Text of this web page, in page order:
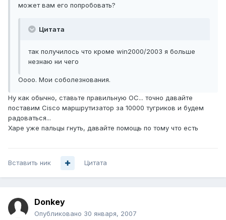
может вам его попробовать?
Цитата
так получилось что кроме win2000/2003 я больше
незнаю ни чего
Оооо. Мои соболезнования.
Ну как обычно, ставьте правильную ОС... точно давайте
поставим Cisco маршрутизатор за 10000 тугриков и будем
радоваться...
Харе уже пальцы гнуть, давайте помощь по тому что есть
Вставить ник Цитата
Donkey
Опубликовано 30 января, 2007